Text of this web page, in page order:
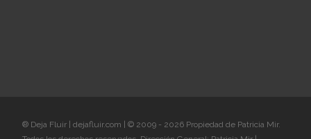
® Deja Fluir | dejafluir.com | © 2009 - 2026 Propiedad de Patricia Mir.